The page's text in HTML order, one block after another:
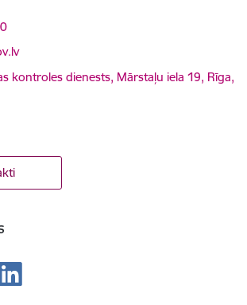
kontroles dienests, Mārstaļu iela 19, Rīga,